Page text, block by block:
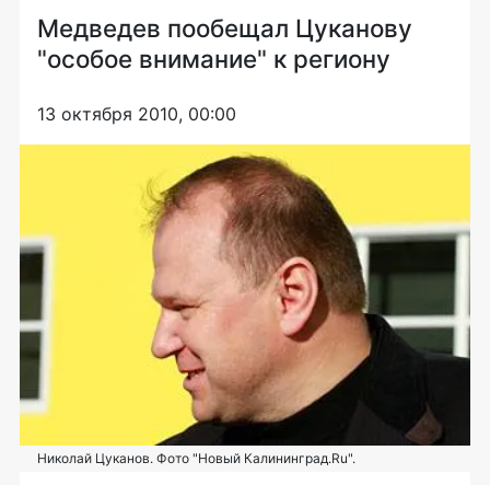
Медведев пообещал Цуканову
"особое внимание" к региону
13 октября 2010, 00:00
Николай Цуканов. Фото "Новый Калининград.Ru".